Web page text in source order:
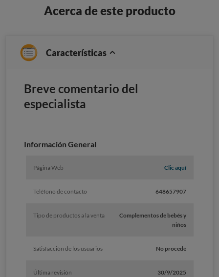
Acerca de este producto
Características
Breve comentario del
especialista
Información General
Página Web Clic aquí
Teléfono de contacto 648657907
Tipo de productos a la venta
Complementos de bebés y
niños
Satisfacción de los usuarios No procede
Última revisión 30/9/2025